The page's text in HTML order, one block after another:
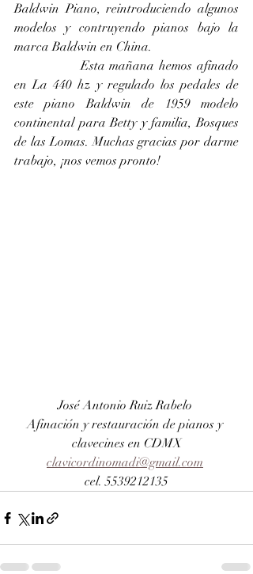
Baldwin Piano, reintroduciendo algunos
modelos y contruyendo pianos bajo la
marca Baldwin en China.
		Esta mañana hemos afinado
en La 440 hz y regulado los pedales de
este piano Baldwin de 1959 modelo
continental para Betty y familia, Bosques
de las Lomas. Muchas gracias por darme
trabajo, ¡nos vemos pronto!
José Antonio Ruiz Rabelo
Afinación y restauración de pianos y
clavecines en CDMX
clavicordinomadi@gmail.com
cel. 5539212135